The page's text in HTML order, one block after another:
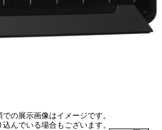
の展示画像はイメージです。
んでいる場合もございます。